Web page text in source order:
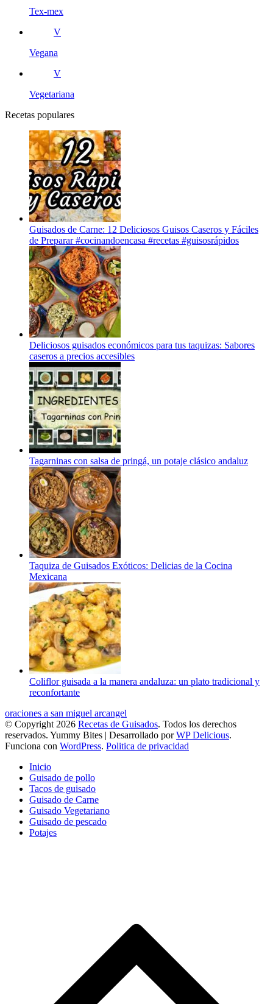
Tex-mex
V
Vegana
V
Vegetariana
Recetas populares
Guisados de Carne: 12 Deliciosos Guisos Caseros y Fáciles
de Preparar #cocinandoencasa #recetas #guisosrápidos
Deliciosos guisados económicos para tus taquizas: Sabores
caseros a precios accesibles
Tagarninas con salsa de pringá, un potaje clásico andaluz
Taquiza de Guisados Exóticos: Delicias de la Cocina
Mexicana
Coliflor guisada a la manera andaluza: un plato tradicional y
reconfortante
oraciones a san miguel arcangel
© Copyright 2026 Recetas de Guisados. Todos los derechos
reservados. Yummy Bites | Desarrollado porWP Delicious.
Funciona con WordPress. Politica de privacidad
Inicio
Guisado de pollo
Tacos de guisado
Guisado de Carne
Guisado Vegetariano
Guisado de pescado
Potajes